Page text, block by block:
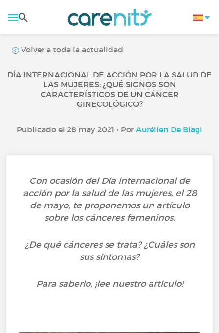
Volver a toda la actualidad
DÍA INTERNACIONAL DE ACCIÓN POR LA SALUD DE
LAS MUJERES: ¿QUÉ SIGNOS SON
CARACTERÍSTICOS DE UN CÁNCER
GINECOLÓGICO?
Publicado el 28 may 2021 • Por Aurélien De Biagi
Con ocasión del Día internacional de
acción por la salud de las mujeres, el 28
de mayo, te proponemos un artículo
sobre los cánceres femeninos.
¿De qué cánceres se trata? ¿Cuáles son
sus síntomas?
Para saberlo, ¡lee nuestro artículo!